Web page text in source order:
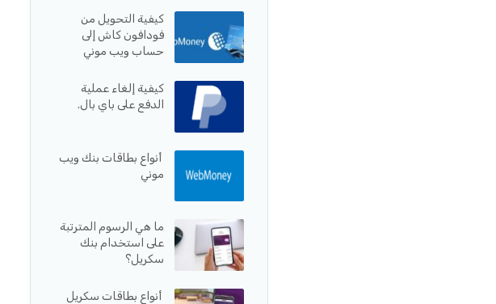
كيفية التحويل من
فودافون كاش إلى
حساب ويب موني
كيفية إلغاء عملية
الدفع على باي بال.
أنواع بطاقات بنك ويب
موني
ما هي الرسوم المترتبة
على استخدام بنك
سكريل؟
أنواع بطاقات سكريل